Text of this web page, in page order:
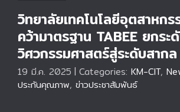
วิทยาลัยเทคโนโลยีอุตสาหก
คว้ามาตรฐาน TABEE ยกระ
วิศวกรรมศาสตร์สู่ระดับสากล
19 มี.ค. 2025 | Categories: KM-CIT,
ประกันคุณภาพ, ข่าวประชาสัมพันธ์